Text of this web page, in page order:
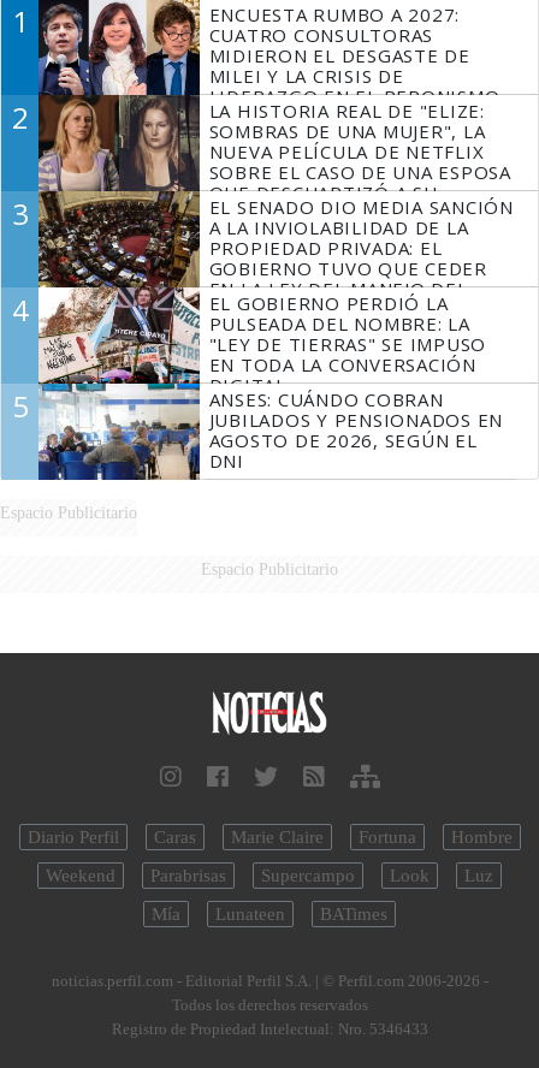
1
ENCUESTA RUMBO A 2027:
CUATRO CONSULTORAS
MIDIERON EL DESGASTE DE
MILEI Y LA CRISIS DE
LIDERAZGO EN EL PERONISMO
2
LA HISTORIA REAL DE "ELIZE:
SOMBRAS DE UNA MUJER", LA
NUEVA PELÍCULA DE NETFLIX
SOBRE EL CASO DE UNA ESPOSA
QUE DESCUARTIZÓ A SU
MARIDO
3
EL SENADO DIO MEDIA SANCIÓN
A LA INVIOLABILIDAD DE LA
PROPIEDAD PRIVADA: EL
GOBIERNO TUVO QUE CEDER
EN LA LEY DEL MANEJO DEL
FUEGO
4
EL GOBIERNO PERDIÓ LA
PULSEADA DEL NOMBRE: LA
"LEY DE TIERRAS" SE IMPUSO
EN TODA LA CONVERSACIÓN
DIGITAL
5
ANSES: CUÁNDO COBRAN
JUBILADOS Y PENSIONADOS EN
AGOSTO DE 2026, SEGÚN EL
DNI
Espacio Publicitario
Espacio Publicitario
Diario Perfil Caras Marie Claire Fortuna
Hombre
Weekend
Parabrisas Supercampo Look
Luz
Mía
Lunateen BATimes
noticias.perfil.com - Editorial Perfil S.A. | © Perfil.com 2006-2026 -
Todos los derechos reservados
Registro de Propiedad Intelectual: Nro. 5346433